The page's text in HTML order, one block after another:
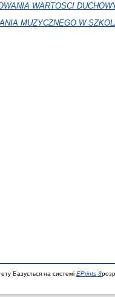
WARTOSCI
MUZYCZNEGO W
Базується на системі EPrints 3